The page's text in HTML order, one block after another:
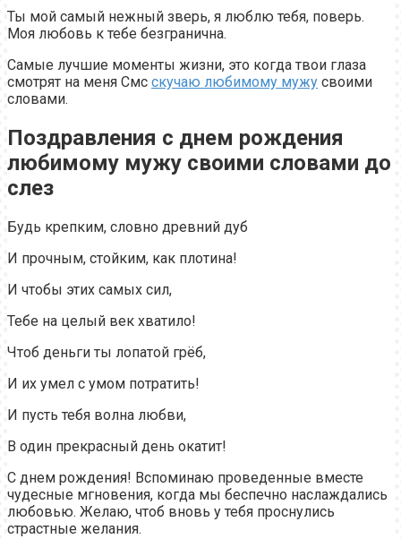
Ты мой самый нежный зверь, я люблю тебя, поверь.
Моя любовь к тебе безгранична.
Самые лучшие моменты жизни, это когда твои глаза
смотрят на меня Смс скучаю любимому мужу своими
словами.
Поздравления с днем рождения
любимому мужу своими словами до
слез
Будь крепким, словно древний дуб
И прочным, стойким, как плотина!
И чтобы этих самых сил,
Тебе на целый век хватило!
Чтоб деньги ты лопатой грёб,
И их умел с умом потратить!
И пусть тебя волна любви,
В один прекрасный день окатит!
С днем рождения! Вспоминаю проведенные вместе
чудесные мгновения, когда мы беспечно наслаждались
любовью. Желаю, чтоб вновь у тебя проснулись
страстные желания.